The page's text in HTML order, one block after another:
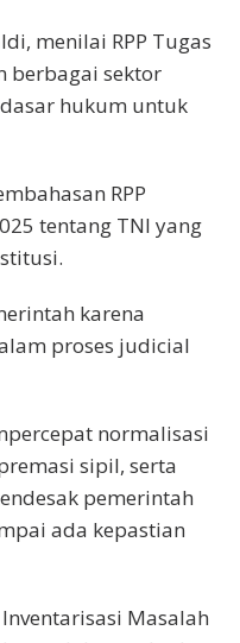
menilai RPP Tugas
berbagai sektor
hukum untuk
RPP
tentang TNI yang
karena
proses judicial
normalisasi
sipil, serta
pemerintah
ada kepastian
Masalah